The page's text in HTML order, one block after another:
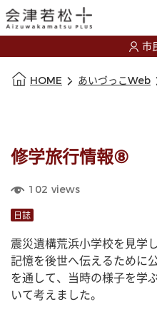
市
HOME あいづっこWeb
修学旅行情報⑧
102 views
日誌
震災遺構荒浜小学校を見学
記憶を後世へ伝えるために
を通して、当時の様子を学
いて考えました。